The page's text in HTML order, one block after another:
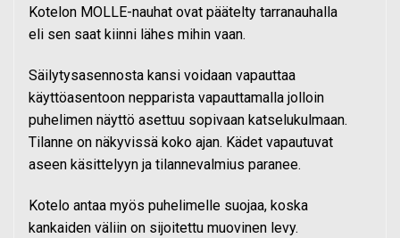
Kotelon MOLLE-nauhat ovat päätelty tarranauhalla
eli sen saat kiinni lähes mihin vaan.
Säilytysasennosta kansi voidaan vapauttaa
käyttöasentoon nepparista vapauttamalla jolloin
puhelimen näyttö asettuu sopivaan katselukulmaan.
Tilanne on näkyvissä koko ajan. Kädet vapautuvat
aseen käsittelyyn ja tilannevalmius paranee.
Kotelo antaa myös puhelimelle suojaa, koska
kankaiden väliin on sijoitettu muovinen levy.